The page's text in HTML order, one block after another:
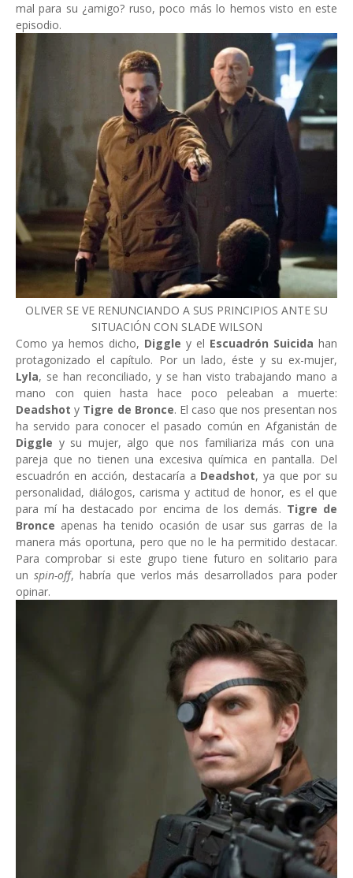
mal para su ¿amigo? ruso, poco más lo hemos visto en este
episodio.
OLIVER SE VE RENUNCIANDO A SUS PRINCIPIOS ANTE SU
SITUACIÓN CON SLADE WILSON
Como ya hemos dicho, Diggle y el Escuadrón Suicida han
protagonizado el capítulo. Por un lado, éste y su ex-mujer,
Lyla, se han reconciliado, y se han visto trabajando mano a
mano con quien hasta hace poco peleaban a muerte:
Deadshot y Tigre de Bronce. El caso que nos presentan nos
ha servido para conocer el pasado común en Afganistán de
Diggle y su mujer, algo que nos familiariza más con una
pareja que no tienen una excesiva química en pantalla. Del
escuadrón en acción, destacaría a Deadshot, ya que por su
personalidad, diálogos, carisma y actitud de honor, es el que
para mí ha destacado por encima de los demás. Tigre de
Bronce apenas ha tenido ocasión de usar sus garras de la
manera más oportuna, pero que no le ha permitido destacar.
Para comprobar si este grupo tiene futuro en solitario para
un spin-off, habría que verlos más desarrollados para poder
opinar.